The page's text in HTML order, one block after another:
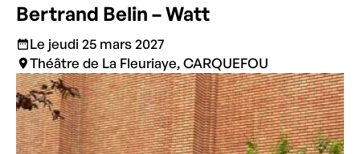
Bertrand Belin – Watt
Le jeudi 25 mars 2027
Théâtre de La Fleuriaye, CARQUEFOU